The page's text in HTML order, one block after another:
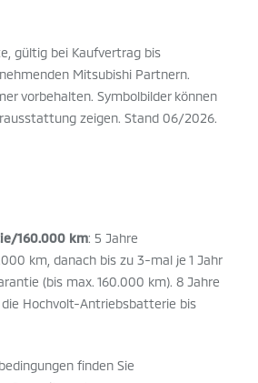
gültig bei Kaufvertrag bis
Mitsubishi Partnern.
vorbehalten. Symbolbilder können
zeigen. Stand 06/2026.
160.000 km: 5 Jahre
km, danach bis zu 3-mal je 1 Jahr
(bis max. 160.000 km). 8 Jahre
Hochvolt-Antriebsbatterie bis
finden Sie